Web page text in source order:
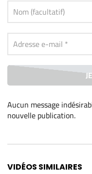
Aucun message
nouvelle publication.
VIDÉOS SIMILAIRES